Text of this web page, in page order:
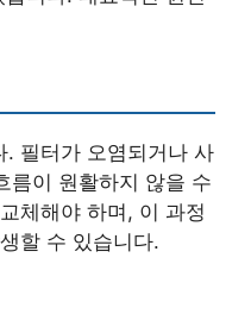
. 필터가 오염되거나 사
름이 원활하지 않을 수
체해야 하며, 이 과정
할 수 있습니다.